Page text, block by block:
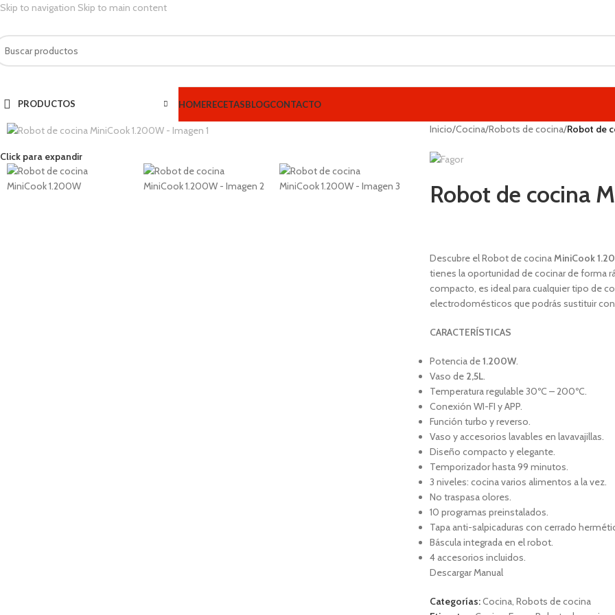
Skip to navigation Skip to main content
PRODUCTOS HOMERECETASBLOGCONTACTO
Click para expandir
Inicio/Cocina/Robots de cocina/Robot de
Robot de cocina
Descubre el Robot de cocina MiniCook
tienes la oportunidad de cocinar de forma
compacto, es ideal para cualquier tipo de
electrodomésticos que podrás sustituir
CARACTERÍSTICAS
Potencia de1.200W.
Vaso de 2,5L.
Temperatura regulable 30ºC – 200ºC.
Conexión WI-FI y APP.
Función turbo y reverso.
Vaso y accesorios lavables en lavavajillas.
Diseño compacto y elegante.
Temporizador hasta 99 minutos.
3 niveles: cocina varios alimentos a la vez.
No traspasa olores.
10 programas preinstalados.
Tapa anti-salpicaduras con cerrado
Báscula integrada en el robot.
4 accesorios incluidos.
Descargar Manual
Categorías:Cocina, Robots de cocina